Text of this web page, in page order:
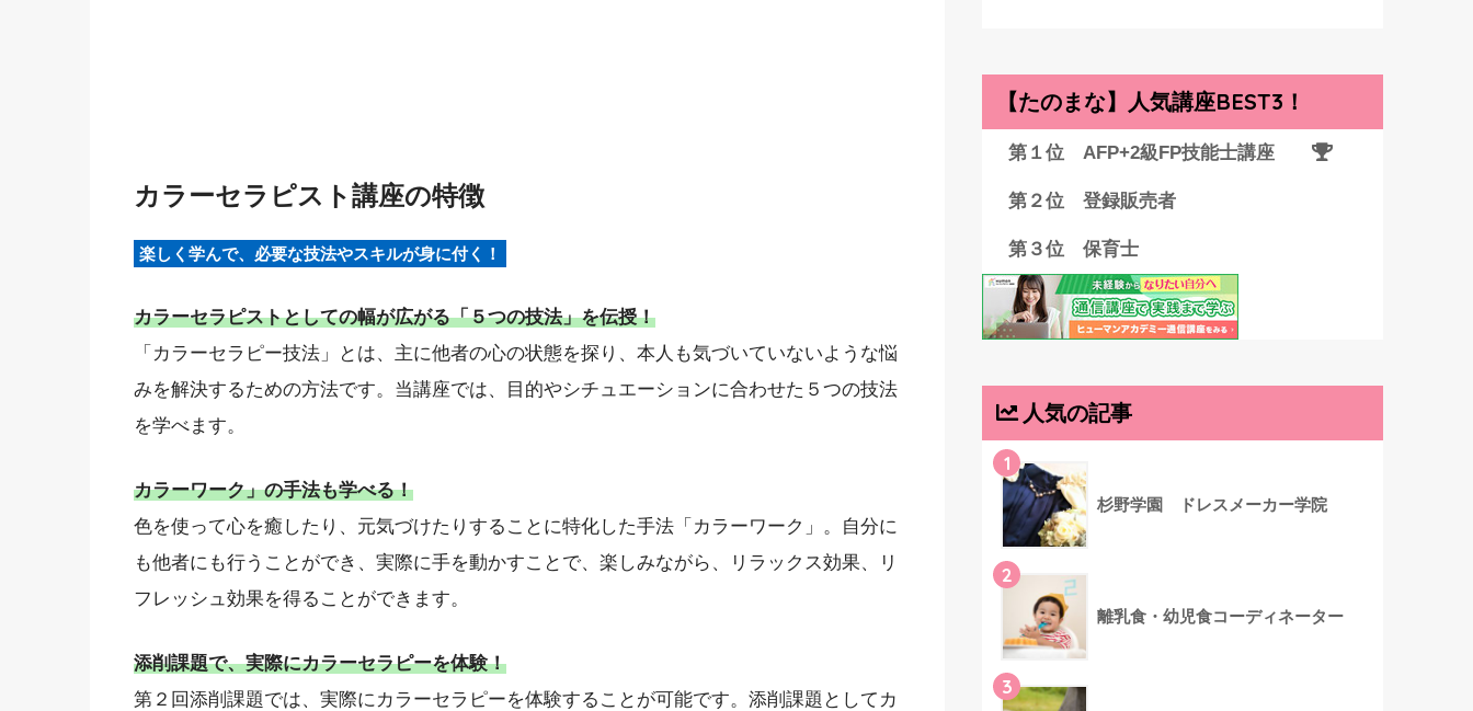
カラーセラピスト講座の特徴
楽しく学んで、必要な技法やスキルが身に付く！
カラーセラピストとしての幅が広がる「５つの技法」を伝授！
「カラーセラピー技法」とは、主に他者の心の状態を探り、本人も気づいていないような悩
みを解決するための方法です。当講座では、目的やシチュエーションに合わせた５つの技法
を学べます。
カラーワーク」の手法も学べる！
色を使って心を癒したり、元気づけたりすることに特化した手法「カラーワーク」。自分に
も他者にも行うことができ、実際に手を動かすことで、楽しみながら、リラックス効果、リ
フレッシュ効果を得ることができます。
添削課題で、実際にカラーセラピーを体験！
第２回添削課題では、実際にカラーセラピーを体験することが可能です。添削課題としてカ
【たのまな】人気講座BEST3！
第１位 AFP+2級FP技能士講座
第２位 登録販売者
第３位 保育士
人気の記事
1
杉野学園 ドレスメーカー学院
2
離乳食・幼児食コーディネーター
3